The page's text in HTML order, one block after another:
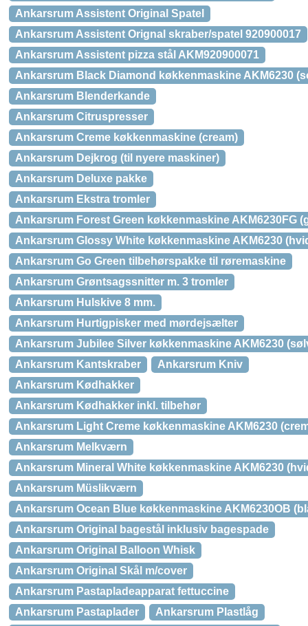
Ankarsrum Assistent Original Spatel
Ankarsrum Assistent Orignal skraber/spatel 920900017
Ankarsrum Assistent pizza stål AKM920900071
Ankarsrum Black Diamond køkkenmaskine AKM6230
Ankarsrum Blenderkande
Ankarsrum Citruspresser
Ankarsrum Creme køkkenmaskine (cream)
Ankarsrum Dejkrog (til nyere maskiner)
Ankarsrum Deluxe pakke
Ankarsrum Ekstra tromler
Ankarsrum Forest Green køkkenmaskine AKM6230FG
Ankarsrum Glossy White køkkenmaskine AKM6230
Ankarsrum Go Green tilbehørspakke til røremaskine
Ankarsrum Grøntsagssnitter m. 3 tromler
Ankarsrum Hulskive 8 mm.
Ankarsrum Hurtigpisker med mørdejsælter
Ankarsrum Jubilee Silver køkkenmaskine AKM6230
Ankarsrum Kantskraber
Ankarsrum Kniv
Ankarsrum Kødhakker
Ankarsrum Kødhakker inkl. tilbehør
Ankarsrum Light Creme køkkenmaskine AKM6230
Ankarsrum Melkværn
Ankarsrum Mineral White køkkenmaskine AKM6230
Ankarsrum Müslikværn
Ankarsrum Ocean Blue køkkenmaskine AKM6230OB
Ankarsrum Original bagestål inklusiv bagespade
Ankarsrum Original Balloon Whisk
Ankarsrum Original Skål m/cover
Ankarsrum Pastapladeapparat fettuccine
Ankarsrum Pastaplader
Ankarsrum Plastlåg